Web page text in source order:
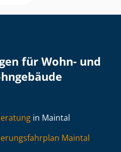
für Wohn- und
in Maintal
Maintal